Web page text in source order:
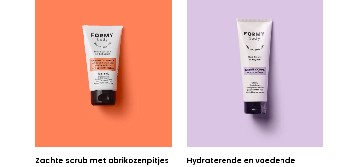
Zachte scrub met abrikozenpitjes
Hydraterende en voedende